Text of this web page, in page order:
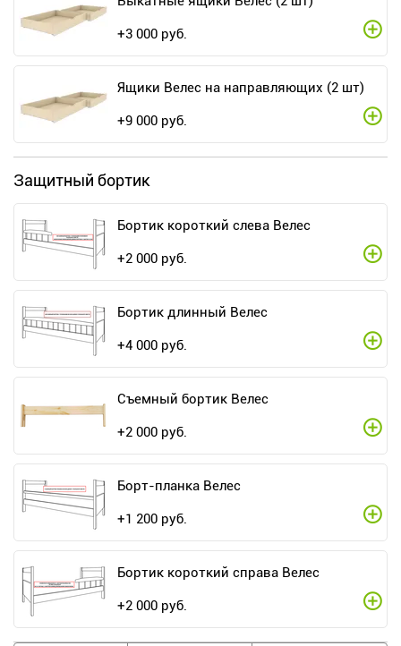
+3 000 руб.
Ящики Велес на направляющих (2 шт)
+9 000 руб.
Защитный бортик
Бортик короткий слева Велес
+2 000 руб.
Бортик длинный Велес
+4 000 руб.
Съемный бортик Велес
+2 000 руб.
Борт-планка Велес
+1 200 руб.
Бортик короткий справа Велес
+2 000 руб.